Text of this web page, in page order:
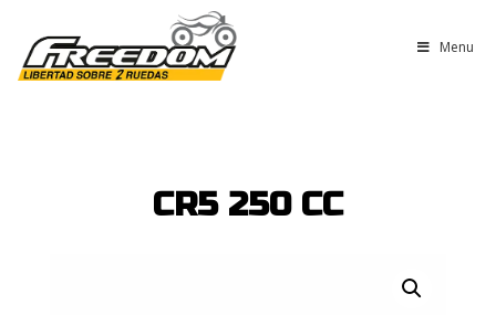
Menu
CR5 250 CC